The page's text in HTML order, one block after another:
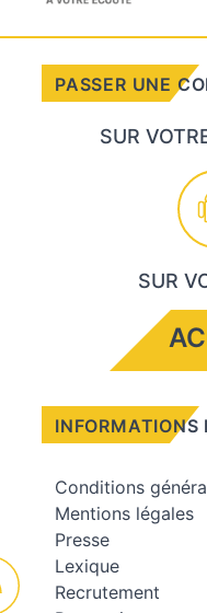
PASSER UNE
SUR
SUR
INFORMATIONS
Conditions
Mentions légales
Presse
Lexique
Recrutement